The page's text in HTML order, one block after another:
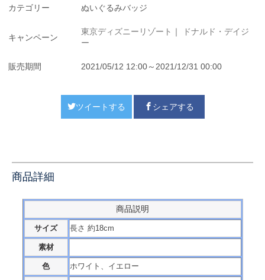
カテゴリー ぬいぐるみバッジ
キャンペーン
東京ディズニーリゾート ｜
ドナルド・デイジ
ー
販売期間 2021/05/12 12:00～2021/12/31 00:00
ツイートする シェアする
商品詳細
商品説明
サイズ 長さ 約18cm
素材
色 ホワイト、イエロー